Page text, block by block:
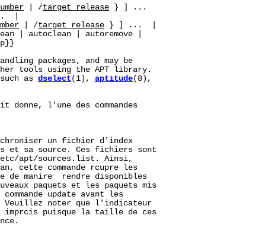
| /target_release } ] ...
|
| /target_release } ] ...  |
| autoclean | autoremove |
packages, and may be
tools using the APT library.
such as
dselect (1), aptitude(8),
donne, l'une des commandes
un fichier d'index
et sa source. Ces fichiers sont
apt/sources.list. Ainsi,
cette commande rcupre les
de manire  rendre disponibles
paquets et les paquets mis
commande update avant les
noter que l'indicateur
puisque la taille de ces